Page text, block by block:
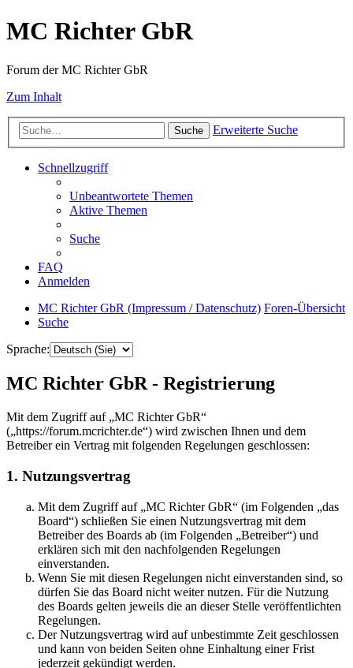
MC Richter GbR
Forum der MC Richter GbR
Zum Inhalt
Suche Erweiterte Suche
Schnellzugriff
Unbeantwortete Themen
Aktive Themen
Suche
FAQ
Anmelden
MC Richter GbR (Impressum / Datenschutz) Foren-Übersicht
Suche
Sprache:
MC Richter GbR - Registrierung
Mit dem Zugriff auf „MC Richter GbR“
(„https://forum.mcrichter.de“) wird zwischen Ihnen und dem
Betreiber ein Vertrag mit folgenden Regelungen geschlossen:
1. Nutzungsvertrag
Mit dem Zugriff auf „MC Richter GbR“ (im Folgenden „das
Board“) schließen Sie einen Nutzungsvertrag mit dem
Betreiber des Boards ab (im Folgenden „Betreiber“) und
erklären sich mit den nachfolgenden Regelungen
einverstanden.
Wenn Sie mit diesen Regelungen nicht einverstanden sind, so
dürfen Sie das Board nicht weiter nutzen. Für die Nutzung
des Boards gelten jeweils die an dieser Stelle veröffentlichten
Regelungen.
Der Nutzungsvertrag wird auf unbestimmte Zeit geschlossen
und kann von beiden Seiten ohne Einhaltung einer Frist
jederzeit gekündigt werden.